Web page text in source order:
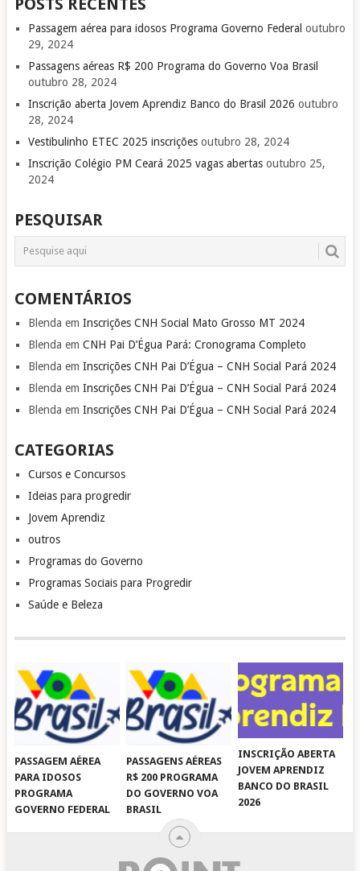
Passagem aérea para idosos Programa Governo Federal outubro
29, 2024
Passagens aéreas R$ 200 Programa do Governo Voa Brasil
outubro 28, 2024
Inscrição aberta Jovem Aprendiz Banco do Brasil 2026 outubro
28, 2024
Vestibulinho ETEC 2025 inscrições outubro 28, 2024
Inscrição Colégio PM Ceará 2025 vagas abertas outubro 25,
2024
PESQUISAR
COMENTÁRIOS
Blenda em Inscrições CNH Social Mato Grosso MT 2024
Blenda em CNH Pai D’Égua Pará: Cronograma Completo
Blenda em Inscrições CNH Pai D’Égua – CNH Social Pará 2024
Blenda em Inscrições CNH Pai D’Égua – CNH Social Pará 2024
Blenda em Inscrições CNH Pai D’Égua – CNH Social Pará 2024
CATEGORIAS
Cursos e Concursos
Ideias para progredir
Jovem Aprendiz
outros
Programas do Governo
Programas Sociais para Progredir
Saúde e Beleza
PASSAGEM AÉREA
PARA IDOSOS
PROGRAMA
GOVERNO FEDERAL
PASSAGENS AÉREAS
R$ 200 PROGRAMA
DO GOVERNO VOA
BRASIL
INSCRIÇÃO ABERTA
JOVEM APRENDIZ
BANCO DO BRASIL
2026